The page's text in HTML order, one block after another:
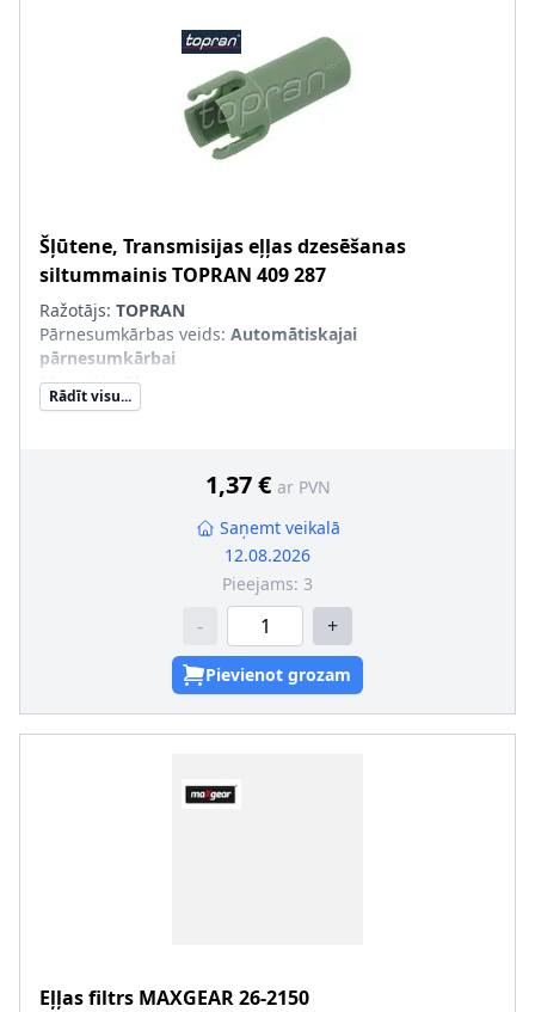
Šļūtene, Transmisijas eļļas dzesēšanas
siltummainisTOPRAN 409 287
Ražotājs: TOPRAN
Pārnesumkārbas veids: Automātiskajai
pārnesumkārbai
Materiāls:Plastmasa
Rādīt visu...
1,37 € ar PVN
Saņemt veikalā
12.08.2026
Pieejams: 3
- +
Pievienot grozam
Eļļas filtrs MAXGEAR26-2150